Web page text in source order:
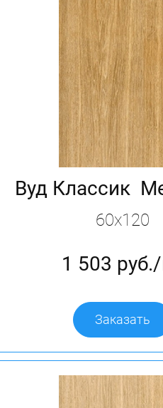
Вуд Классик
60х120
1 503
Заказать